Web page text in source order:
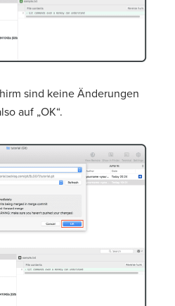
sind keine Änderungen
auf „OK“.